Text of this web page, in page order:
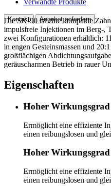
Verwandte Produkte
Kontakt Angebot anfordern
Die SK-90 ist eine kompakte
impulsfreie Injektionen im Berg-,
zwei Konfigurationen erhältlich:
in engen Gesteinsmassen und
großflächigen
geräuscharmen Betrieb in rauer
Eigenschaften
Hoher
Ermöglicht eine effiziente
einen reibungslosen und
Hoher
Ermöglicht eine effiziente
einen reibungslosen und